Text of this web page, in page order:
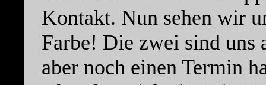
Kontakt. Nun sehen wir
Farbe! Die zwei sind uns
aber noch einen Termin